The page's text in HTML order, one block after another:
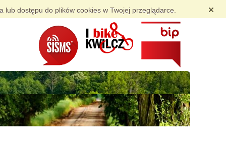
dostępu do plików cookies w Twojej przeglądarce.